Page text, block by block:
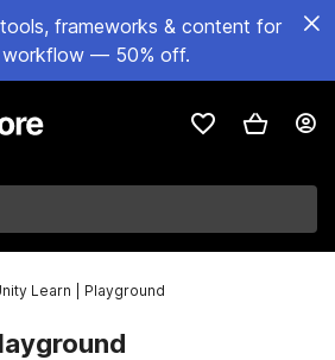
frameworks & content for
workflow — 50% off.
Learn | Playground